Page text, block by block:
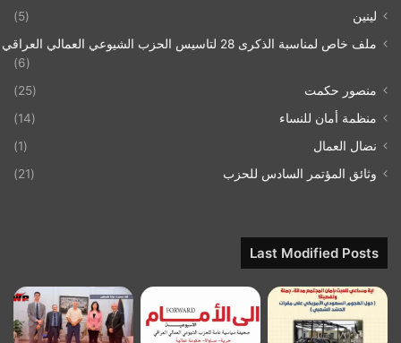
لينين
(5)
ملف خاص لمناسبة الذكرى 28 لتاسيس الحزب الشيوعي العمالي العراقي 1993/07/21
(6)
منصور حكمت
(25)
منظمة أمان للنساء
(14)
نضال العمال
(1)
وثائق المؤتمر السادس للحزب
(21)
Last Modified Posts